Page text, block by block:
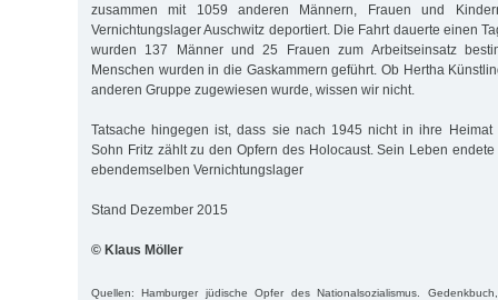
zusammen mit 1059 anderen Männern, Frauen und
Vernichtungslager Auschwitz deportiert. Die Fahrt dauerte einen
wurden 137 Männer und 25 Frauen zum Arbeitseinsatz
Menschen wurden in die Gaskammern geführt. Ob Hertha
anderen Gruppe zugewiesen wurde, wissen wir nicht.
Tatsache hingegen ist, dass sie nach 1945 nicht in ihre Heimat
Sohn Fritz zählt zu den Opfern des Holocaust. Sein Leben
ebendemselben Vernichtungslager
Stand Dezember 2015
© Klaus Möller
Quellen: Hamburger jüdische Opfer des Nationalsozialismus.